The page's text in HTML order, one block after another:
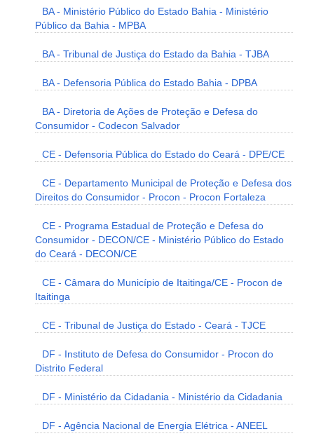
BA - Ministério Público do Estado Bahia - Ministério
Público da Bahia - MPBA
BA - Tribunal de Justiça do Estado da Bahia - TJBA
BA - Defensoria Pública do Estado Bahia - DPBA
BA - Diretoria de Ações de Proteção e Defesa do
Consumidor - Codecon Salvador
CE - Defensoria Pública do Estado do Ceará - DPE/CE
CE - Departamento Municipal de Proteção e Defesa dos
Direitos do Consumidor - Procon - Procon Fortaleza
CE - Programa Estadual de Proteção e Defesa do
Consumidor - DECON/CE - Ministério Público do Estado
do Ceará - DECON/CE
CE - Câmara do Município de Itaitinga/CE - Procon de
Itaitinga
CE - Tribunal de Justiça do Estado - Ceará - TJCE
DF - Instituto de Defesa do Consumidor - Procon do
Distrito Federal
DF - Ministério da Cidadania - Ministério da Cidadania
DF - Agência Nacional de Energia Elétrica - ANEEL